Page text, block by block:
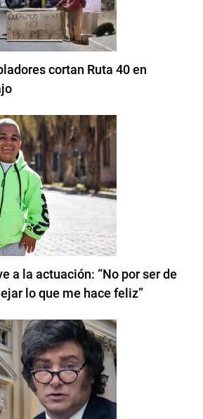
cortan Ruta 40 en
a la actuación: “No por ser de
lo que me hace feliz”